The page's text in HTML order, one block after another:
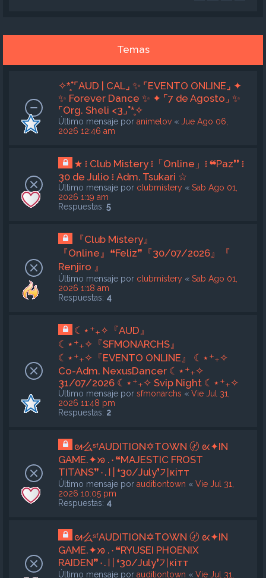
Temas
✧*̥˚⌜AUD | CAL⌟ ✨ ⌜EVENTO ONLINE⌟ ✦
✨ Forever Dance ✨ ✦ ⌜7 de Agosto⌟ ✨
⌜Org. Sheli <3⌟˚*̥✧
Último mensaje por animelov « Jue Ago 06,
2026 12:46 am
★ ፧ Club Mistery ፧「Online」፧ ❝Paz❜❜ ፧
30 de Julio ፧ Adm. Tsukari ☆
Último mensaje por clubmistery « Sab Ago 01,
2026 1:19 am
Respuestas: 5
『Club Mistery』
『Online』❝Feliz❞『30/07/2026』『
Renjiro 』
Último mensaje por clubmistery « Sab Ago 01,
2026 1:18 am
Respuestas: 4
☾⋆⁺₊✧『AUD』
☾⋆⁺₊✧『SFMONARCHS』
☾⋆⁺₊✧『EVENTO ONLINE』 ☾⋆⁺₊✧
Co-Adm. NexusDancer ☾⋆⁺₊✧
31/07/2026 ☾⋆⁺₊✧ Svip Night ☾⋆⁺₊✧
Último mensaje por sfmonarchs « Vie Jul 31,
2026 11:48 pm
Respuestas: 2
ᘛ么ˢᶠAUDITION✡TOWN 〄 ᘡ✦IN
GAME.✦ᘞ .٠❝MAJESTIC FROST
TITANS❞٠.〢❛30/July❜기кiтт
Último mensaje por auditiontown « Vie Jul 31,
2026 10:05 pm
Respuestas: 4
ᘛ么ˢᶠAUDITION✡TOWN 〄 ᘡ✦IN
GAME.✦ᘞ .٠❝RYUSEI PHOENIX
RAIDEN❞٠.〢❛30/July❜기кiтт
Último mensaje por auditiontown « Vie Jul 31,